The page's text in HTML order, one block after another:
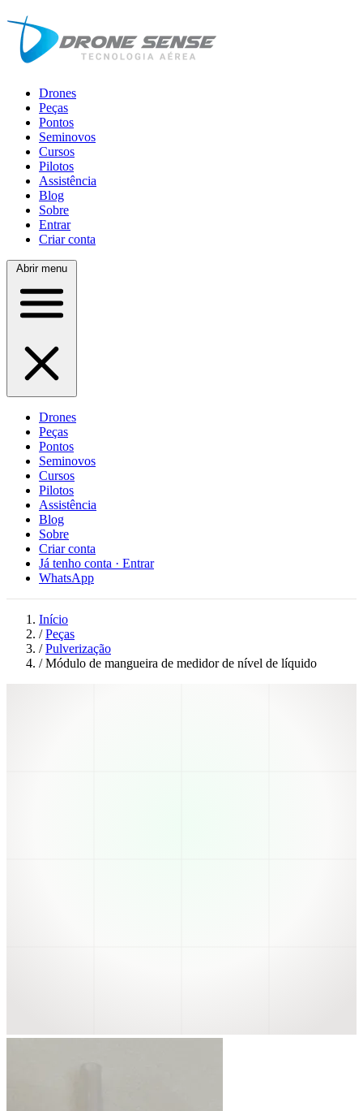
Drones
Peças
Pontos
Seminovos
Cursos
Pilotos
Assistência
Blog
Sobre
Entrar
Criar conta
Abrir menu
Drones
Peças
Pontos
Seminovos
Cursos
Pilotos
Assistência
Blog
Sobre
Criar conta
Já tenho conta · Entrar
WhatsApp
Início
/ Peças
/ Pulverização
/ Módulo de mangueira de medidor de nível de líquido